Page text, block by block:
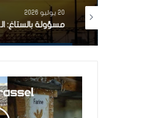
تونس تصنع خافرة “القيروان” إنجاز جديد للصناعات العسكرية التونسية
20 يوليو 2026
مسؤولة